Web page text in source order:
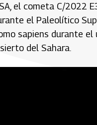
el cometa C/2022
el Paleolítico
sapiens durante el
del Sahara.